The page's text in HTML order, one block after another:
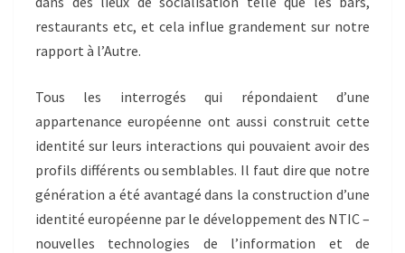
restaurants etc, et cela influe grandement sur notre
rapport à l’Autre.
Tous les interrogés qui répondaient d’une
appartenance européenne ont aussi construit cette
identité sur leurs interactions qui pouvaient avoir des
profils différents ou semblables. Il faut dire que notre
génération a été avantagé dans la construction d’une
identité européenne par le développement des NTIC –
nouvelles technologies de l’information et de